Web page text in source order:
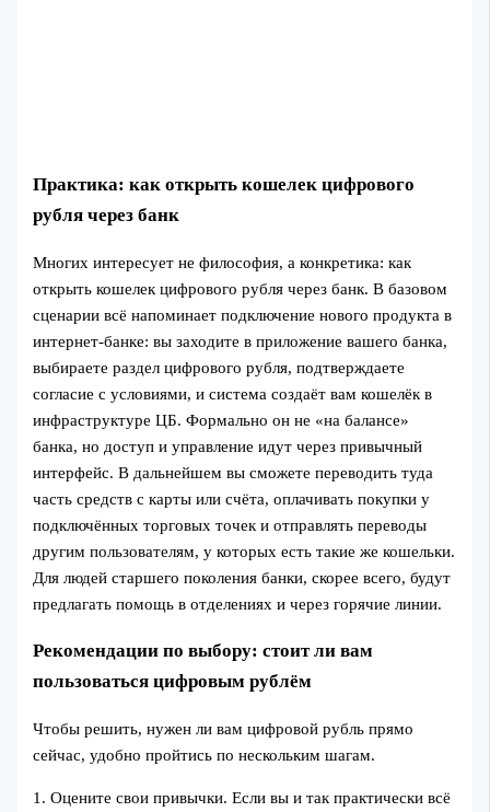
Практика: как открыть кошелек цифрового
рубля через банк
Многих интересует не философия, а конкретика: как
открыть кошелек цифрового рубля через банк. В базовом
сценарии всё напоминает подключение нового продукта в
интернет‑банке: вы заходите в приложение вашего банка,
выбираете раздел цифрового рубля, подтверждаете
согласие с условиями, и система создаёт вам кошелёк в
инфраструктуре ЦБ. Формально он не «на балансе»
банка, но доступ и управление идут через привычный
интерфейс. В дальнейшем вы сможете переводить туда
часть средств с карты или счёта, оплачивать покупки у
подключённых торговых точек и отправлять переводы
другим пользователям, у которых есть такие же кошельки.
Для людей старшего поколения банки, скорее всего, будут
предлагать помощь в отделениях и через горячие линии.
Рекомендации по выбору: стоит ли вам
пользоваться цифровым рублём
Чтобы решить, нужен ли вам цифровой рубль прямо
сейчас, удобно пройтись по нескольким шагам.
1. Оцените свои привычки. Если вы и так практически всё